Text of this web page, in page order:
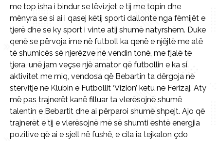
me top isha i bindur se lëvizjet e tij me topin dhe
mënyra se si ai i qasej këtij sporti dallonte nga fëmijët e
tjerë dhe se ky sport i vinte atij shumë natyrshëm. Duke
qenë se përvoja ime në futboll ka qenë e njëjtë me atë
të shumicës së njerëzve në vendin tonë, me fjalë të
tjera, unë jam veçse një amator që futbollin e ka si
aktivitet me miq, vendosa që Bebartin ta dërgoja në
stërvitje në Klubin e Futbollit ‘Vizion’ këtu në Ferizaj. Aty
më pas trajnerët kanë filluar ta vlerësojnë shumë
talentin e Bebartit dhe ai përparoi shumë shpejt. Ajo që
trajnerët e tij e vlerësojnë më së shumti është energjia
pozitive që ai e sjell në fushë, e cila ia tejkalon çdo